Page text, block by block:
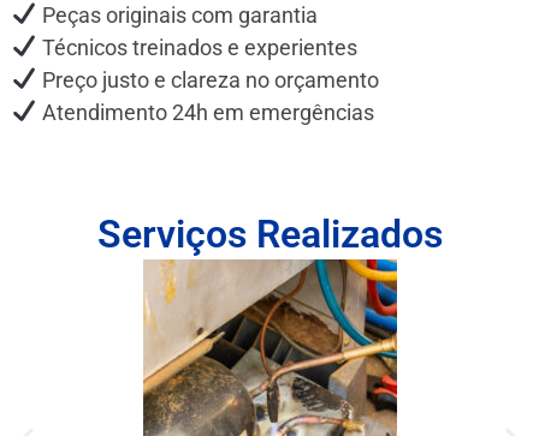
Peças originais com garantia
Técnicos treinados e experientes
Preço justo e clareza no orçamento
Atendimento 24h em emergências
Serviços Realizados